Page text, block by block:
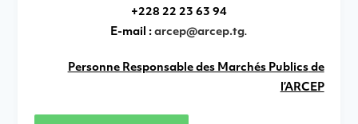
+228 22 23 63 94
E-mail : arcep@arcep.tg.
Personne Responsable des Marchés Publicsde
l’ARCEP